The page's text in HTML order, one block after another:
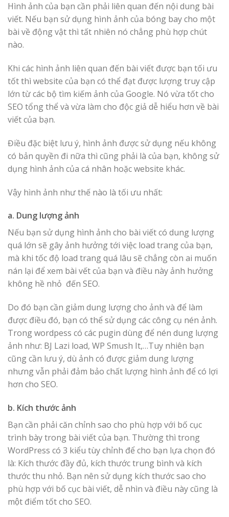
Hình ảnh của bạn cần phải liên quan đến nội dung bài
viết. Nếu bạn sử dụng hình ảnh của bóng bay cho một
bài về động vật thì tất nhiên nó chẳng phù hợp chút
nào.
Khi các hình ảnh liên quan đến bài viết được bạn tối ưu
tốt thì website của bạn có thể đạt được lượng truy cập
lớn từ các bộ tìm kiếm ảnh của Google. Nó vừa tốt cho
SEO tổng thể và vừa làm cho độc giả dễ hiểu hơn về bài
viết của bạn.
Điều đặc biệt lưu ý, hình ảnh được sử dụng nếu không
có bản quyền đi nữa thì cũng phải là của bạn, không sử
dụng hình ảnh của cá nhân hoặc website khác.
Vậy hình ảnh như thế nào là tối ưu nhất:
a. Dung lượng ảnh
Nếu bạn sử dụng hình ảnh cho bài viết có dung lượng
quá lớn sẽ gây ảnh hưởng tới việc load trang của bạn,
mà khi tốc độ load trang quá lâu sẽ chẳng còn ai muốn
nán lại để xem bài vết của bạn và điều này ảnh hưởng
không hề nhỏ đến SEO.
Do đó bạn cần giảm dung lượng cho ảnh và để làm
được điều đó, bạn có thể sử dụng các công cụ nén ảnh.
Trong wordpess có các pugin dùng để nén dung lượng
ảnh như: BJ Lazi load, WP Smush It,…Tuy nhiên bạn
cũng cần lưu ý, dù ảnh có được giảm dung lượng
nhưng vẫn phải đảm bảo chất lượng hình ảnh để có lợi
hơn cho SEO.
b. Kích thước ảnh
Bạn cần phải căn chỉnh sao cho phù hợp với bố cục
trình bày trong bài viết của bạn. Thường thì trong
WordPress có 3 kiểu tùy chỉnh để cho bạn lựa chọn đó
là: Kích thước đầy đủ, kích thước trung bình và kích
thước thu nhỏ. Bạn nên sử dụng kích thước sao cho
phù hợp với bố cục bài viết, dễ nhìn và điều này cũng là
một điểm tốt cho SEO.